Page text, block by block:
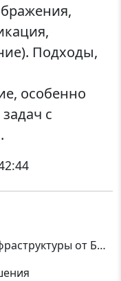
Подходы,
особенно
с
«Паутина» Ростех: Защита инфраструктуры от БПЛА